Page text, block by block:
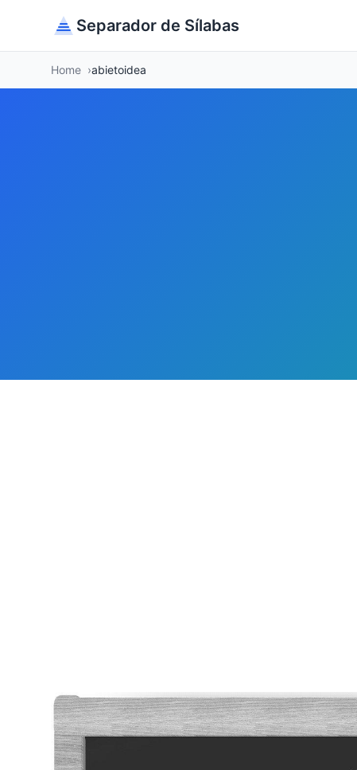
Separador de Sílabas
Home abietoidea